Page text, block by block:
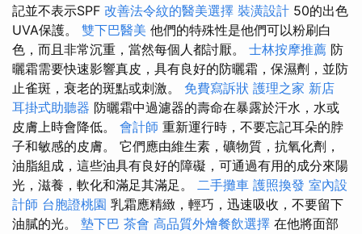
記並不表示SPF 改善法令紋的醫美選擇 裝潢設計 50的出色
UVA保護。 雙下巴醫美 他們的特殊性是他們可以粉刷白
色，而且非常沉重，當然每個人都討厭。 士林按摩推薦 防
曬霜需要快速影響真皮，具有良好的防曬霜，保濕劑，並防
止雀斑，衰老的斑點或刺激。 免費寫訴狀 護理之家 新店
耳掛式助聽器 防曬霜中過濾器的壽命在暴露於汗水，水或
皮膚上時會降低。 會計師 重新運行時，不要忘記耳朵的脖
子和敏感的皮膚。 它們應由維生素，礦物質，抗氧化劑，
油脂組成，這些油具有良好的障礙，可通過有用的成分來陽
光，滋養，軟化和滿足其滿足。 二手攤車 護照換發 室內設
計師 台胞證桃園 乳霜應精緻，輕巧，迅速吸收，不要留下
油膩的光。 墊下巴 茶會 高品質外燴餐飲選擇 在他將面部